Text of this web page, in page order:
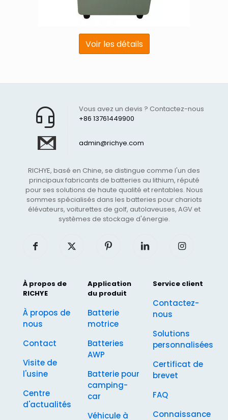
Voir les détails
+86 13761449900
Vous avez un devis ? Contactez-nous
admin@richye.com
RICHYE, basé en Chine, se distingue comme l'un des
principaux fabricants de batteries au lithium, réputé
pour ses solutions de haute qualité et rentables. Nous
sommes spécialisés dans les batteries pour chariots
élévateurs, voiturettes de golf, autolaveuses, AGV et
systèmes de stockage d'énergie.
À propos de
RICHYE
À propos de
nous
Contact
Visite de
l'usine
Centre
d'actualités
Application
du produit
Batterie
motrice
Batteries
AWP
Batterie pour
camping-
car
Véhicule à
Service client
Contactez-
nous
Solutions
personnalisées
Certificat de
brevet
FAQ
Connaissance